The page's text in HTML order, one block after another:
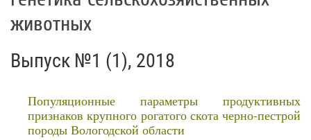
животных
Выпуск №1 (1), 2018
Популяционные параметры продуктивных
признаков крупного рогатого скота черно-пестрой
породы Вологодской области